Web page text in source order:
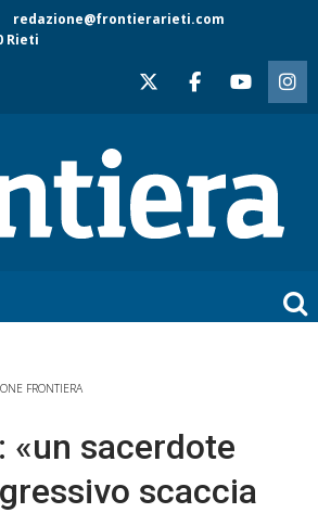
redazione@frontierarieti.com
Rieti
FRONTIERA
«un sacerdote
scaccia